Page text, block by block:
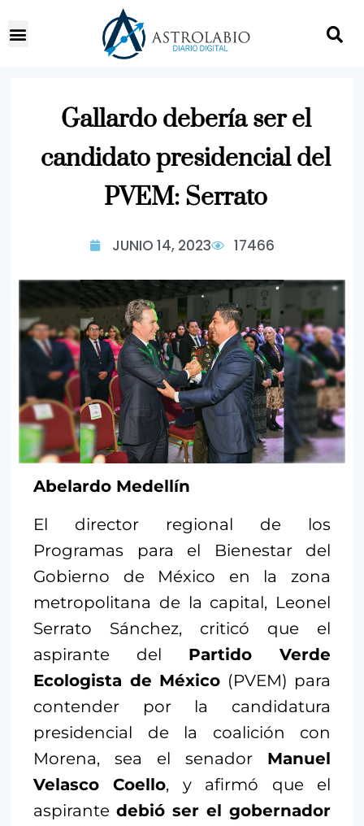
Gallardo debería ser el
candidato presidencial del
PVEM: Serrato
JUNIO 14, 2023 17466
Abelardo Medellín
El director regional de los
Programas para el Bienestar del
Gobierno de México en la zona
metropolitana de la capital, Leonel
Serrato Sánchez, criticó que el
aspirante del Partido Verde
Ecologista de México (PVEM) para
contender por la candidatura
presidencial de la coalición con
Morena, sea el senador Manuel
Velasco Coello, y afirmó que el
aspirante debió ser el gobernador